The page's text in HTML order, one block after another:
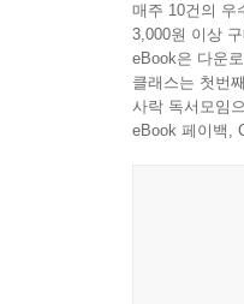
매주 10건의 우
3,000원 이상
eBook은 다운
클래스는 첫번
사락 독서모임
eBook 페이백,